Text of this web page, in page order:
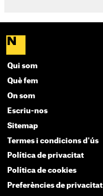
Qui som
Què fem
On som
Escriu-nos
Sitemap
Termes i condicions d'ús
Política de privacitat
Política de cookies
Preferències de privacitat